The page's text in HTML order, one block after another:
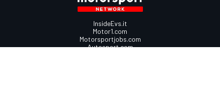
InsideEvs.it
Motor1.com
Motorsportjobs.com
Autosport.com